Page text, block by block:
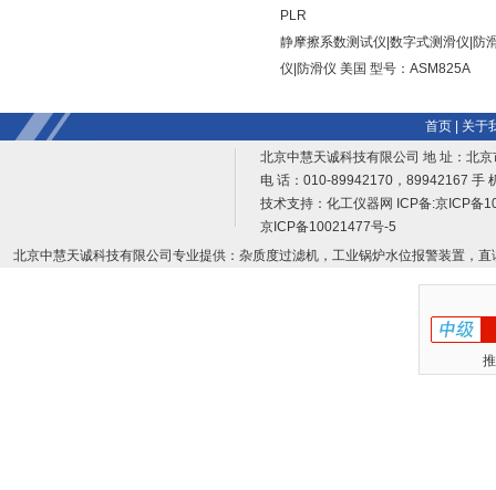
PLR
静摩擦系数测试仪|数字式测滑仪|防
仪|防滑仪 美国 型号：ASM825A
首页|
关于
北京中慧天诚科技有限公司 地 址：北
电 话：010-89942170，89942167 手
技术支持： 化工仪器网 ICP备:京ICP备
京ICP备10021477号-5
北京中慧天诚科技有限公司专业提供：杂质度过滤机，工业锅炉水位报警装置，